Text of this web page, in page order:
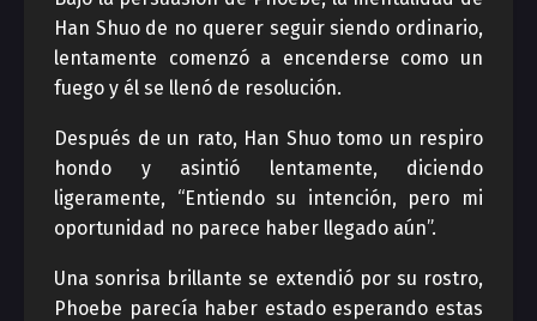
Han Shuo de no querer seguir siendo ordinario,
lentamente comenzó a encenderse como un
fuego y él se llenó de resolución.
Después de un rato, Han Shuo tomo un respiro
hondo y asintió lentamente, diciendo
ligeramente, “Entiendo su intención, pero mi
oportunidad no parece haber llegado aún”.
Una sonrisa brillante se extendió por su rostro,
Phoebe parecía haber estado esperando estas